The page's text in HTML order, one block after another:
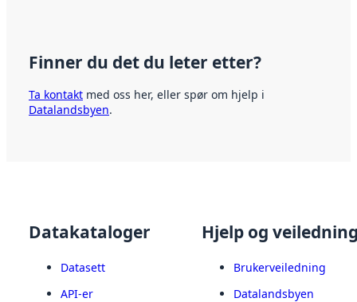
Finner du det du leter etter?
Ta kontakt med oss her, eller spør om hjelp i
Datalandsbyen.
Datakataloger
Datasett
API-er
Hjelp og
Brukerveiledning
Datalandsbyen